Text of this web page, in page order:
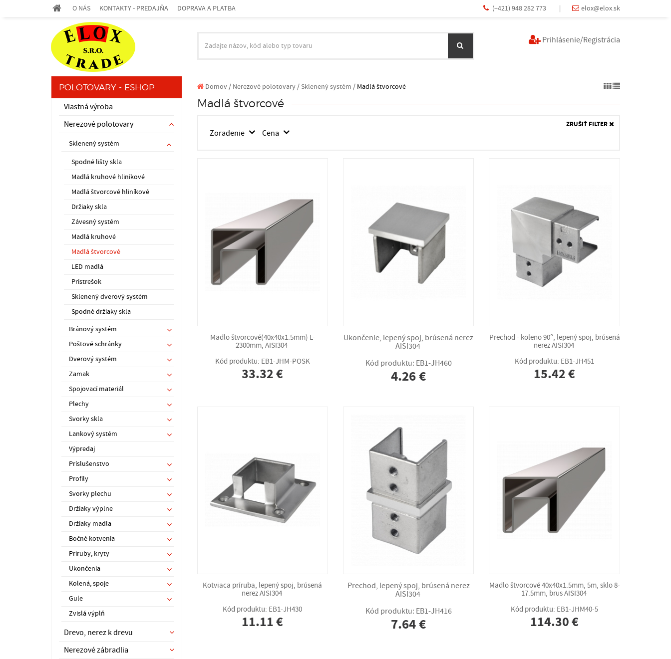
(+421) 948 282 773 | elox@elox.sk
O NÁS KONTAKTY - PREDAJŇA DOPRAVA A PLATBA
Prihlásenie/Registrácia
POLOTOVARY - ESHOP
Vlastná výroba
Nerezové polotovary
Sklenený systém
Spodné lišty skla
Madlá kruhové hliníkové
Madlá štvorcové hliníkové
Držiaky skla
Závesný systém
Madlá kruhové
Madlá štvorcové
LED madlá
Prístrešok
Sklenený dverový systém
Spodné držiaky skla
Bránový systém
Poštové schránky
Dverový systém
Zamak
Spojovací materiál
Plechy
Svorky skla
Lankový systém
Výpredaj
Príslušenstvo
Profily
Svorky plechu
Držiaky výplne
Držiaky madla
Bočné kotvenia
Príruby, kryty
Ukončenia
Kolená, spoje
Gule
Zvislá výplň
Drevo, nerez k drevu
Nerezové zábradlia
Domov/ Nerezové polotovary / Sklenený systém / Madlá štvorcové
Madlá štvorcové
Zoradenie Cena
ZRUŠIŤ FILTER
Madlo štvorcové(40x40x1.5mm) L-
2300mm, AISI304
Kód produktu: EB1-JHM-POSK
33.32 €
Ukončenie, lepený spoj, brúsená nerez
AISI304
Kód produktu: EB1-JH460
4.26 €
Prechod - koleno 90°, lepený spoj, brúsená
nerez AISI304
Kód produktu: EB1-JH451
15.42 €
Kotviaca príruba, lepený spoj, brúsená
nerez AISI304
Kód produktu: EB1-JH430
11.11 €
Prechod, lepený spoj, brúsená nerez
AISI304
Kód produktu: EB1-JH416
7.64 €
Madlo štvorcové 40x40x1.5mm, 5m, sklo 8-
17.5mm, brus AISI304
Kód produktu: EB1-JHM40-5
114.30 €